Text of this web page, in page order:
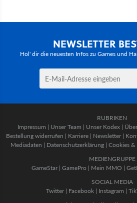
NEWSLETTER
Hol' dir die neuesten Infos zu Games und
RUBRIKEN
Impressum | Unser Team | Unser Kodex |
Bestellung widerrufen | Karriere | Newsletter |
Mediadaten | Datenschutzerklärung | Cookies &
MEDIENGRUPPE
GameStar| GamePro | Mein MMO |
SOCIAL MEDIA
Twitter | Facebook | Instagram |